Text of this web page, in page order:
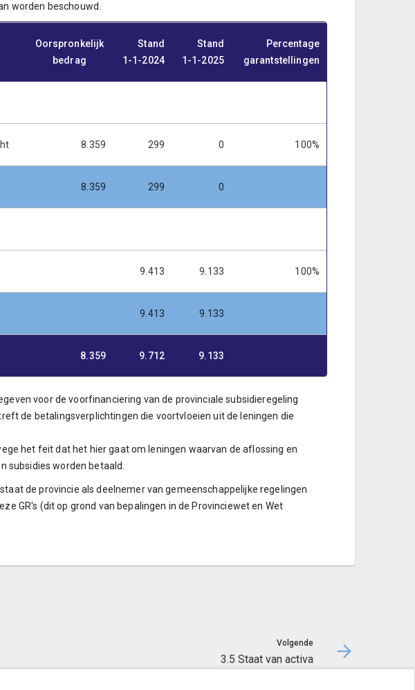
worden beschouwd.
Oorspronkelijk
bedrag
Stand
1-1-2024
Stand
1-1-2025
Percentage
garantstellingen
8.359 299 0 100%
8.359 299 0
9.413 9.133 100%
9.413 9.133
8.359 9.712 9.133
voor de voorfinanciering van de provinciale subsidieregeling
de betalingsverplichtingen die voortvloeien uit de leningen die
het feit dat het hier gaat om leningen waarvan de aflossing en
subsidies worden betaald.
de provincie als deelnemer van gemeenschappelijke regelingen
GR's (dit op grond van bepalingen in de Provinciewet en Wet
Volgende
3.5 Staat van activa